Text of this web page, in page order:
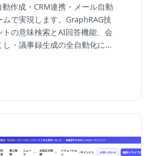
作成・CRM連携・メール自動
で実現します。GraphRAG技
の意味検索とAI回答機能、会
・議事録生成の全自動化に対